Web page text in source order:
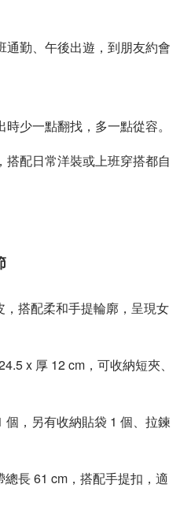
通勤、午後出遊，到朋友約會
少一點翻找，多一點從容。
配日常洋裝或上班穿搭都自
搭配柔和手提輪廓，呈現女
x 厚 12 cm，可收納短夾、
，另有收納貼袋 1 個、拉鍊
長 61 cm，搭配手提扣，適